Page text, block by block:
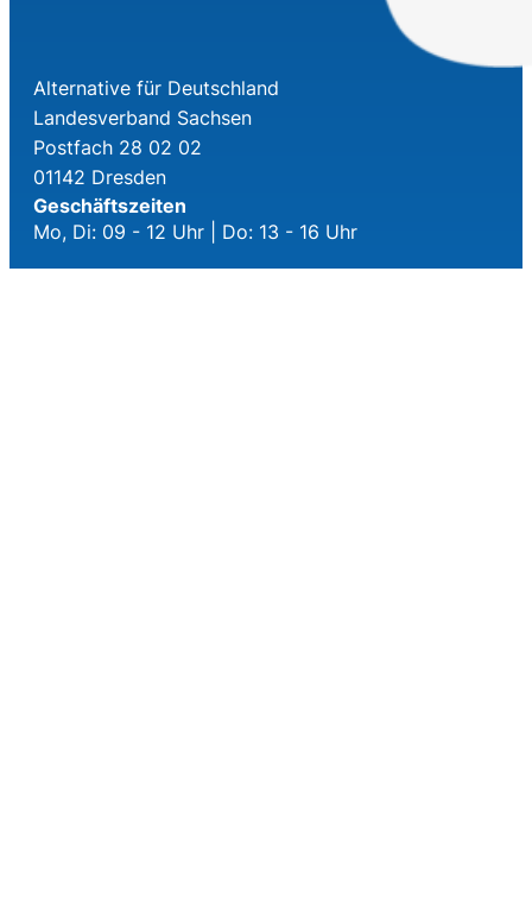
Alternative für Deutschland
Landesverband Sachsen
Postfach 28 02 02
01142 Dresden
Geschäftszeiten
Mo, Di: 09 - 12 Uhr | Do: 13 - 16 Uhr